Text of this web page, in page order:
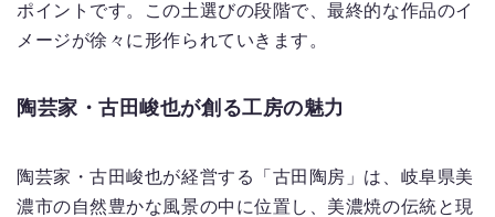
ポイントです。この土選びの段階で、最終的な作品のイ
メージが徐々に形作られていきます。
陶芸家・古田峻也が創る工房の魅力
陶芸家・古田峻也が経営する「古田陶房」は、岐阜県美
濃市の自然豊かな風景の中に位置し、美濃焼の伝統と現